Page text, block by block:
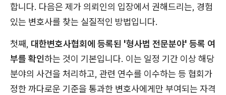
합니다. 다음은 제가 의뢰인의 입장에서 권해드리는, 경험
있는 변호사를 찾는 실질적인 방법입니다.
첫째, 대한변호사협회에 등록된 '형사법 전문분야' 등록 여
부를 확인하는 것이 기본입니다. 이는 일정 기간 이상 해당
분야의 사건을 처리하고, 관련 연수를 이수하는 등 협회가
정한 까다로운 기준을 통과한 변호사에게만 부여되는 자격